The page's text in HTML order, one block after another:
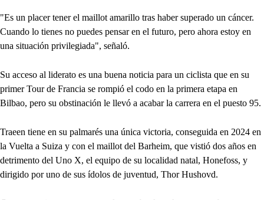
"Es un placer tener el maillot amarillo tras haber superado un cáncer.
Cuando lo tienes no puedes pensar en el futuro, pero ahora estoy en
una situación privilegiada", señaló.
Su acceso al liderato es una buena noticia para un ciclista que en su
primer Tour de Francia se rompió el codo en la primera etapa en
Bilbao, pero su obstinación le llevó a acabar la carrera en el puesto 95.
Traeen tiene en su palmarés una única victoria, conseguida en 2024 en
la Vuelta a Suiza y con el maillot del Barheim, que vistió dos años en
detrimento del Uno X, el equipo de su localidad natal, Honefoss, y
dirigido por uno de sus ídolos de juventud, Thor Hushovd.